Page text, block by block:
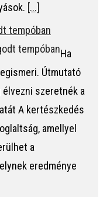
[...]
tempóban
Ha
Útmutató
élvezni szeretnék a
A kertészkedés
amellyel
a
eredménye